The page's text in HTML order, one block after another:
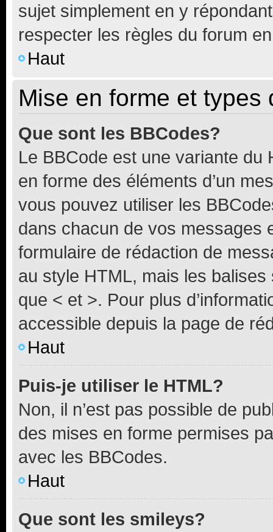
sujet simplement en y
respecter les règles du forum
Haut
Mise en forme et types
Que sont les BBCodes?
Le BBCode est une variante du
en forme des éléments d’un
vous pouvez utiliser les
dans chacun de vos messages
formulaire de rédaction de
au style HTML, mais les
que < et >. Pour plus
accessible depuis la page de
Haut
Puis-je utiliser le HTML?
Non, il n’est pas possible de
des mises en forme permises
avec les BBCodes.
Haut
Que sont les smileys?